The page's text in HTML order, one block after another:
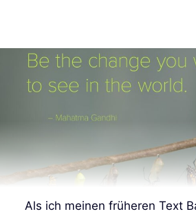
Als ich meinen früheren Text